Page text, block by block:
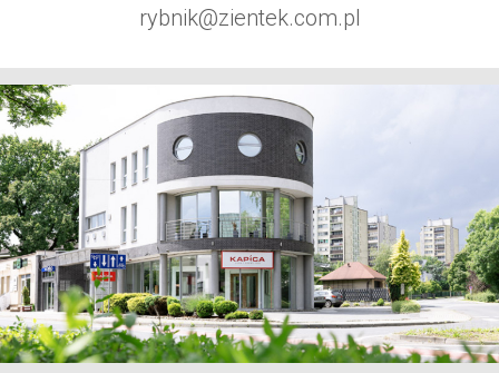
rybnik@zientek.com.pl